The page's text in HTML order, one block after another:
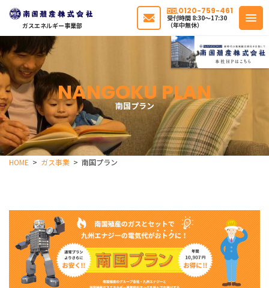
ガスエネルギー事業部
0120-759-461
受付時間 8:30〜17:30
（年中無休）
NANGOKU PLAN
南国プラン
HOME ガス事業 南国プラン